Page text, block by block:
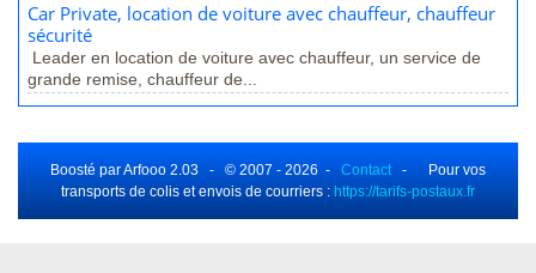
Car Private, location de voiture avec chauffeur, chauffeur
sécurité
Leader en location de voiture avec chauffeur, un service de
grande remise, chauffeur de...
Boosté par Arfooo 2.03 - © 2007 - 2026 - Contact - Pour vos
transports de colis et envois de courriers : https://tarifs-postaux.fr